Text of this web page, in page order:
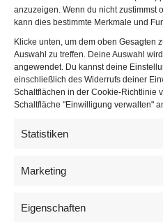
anzuzeigen. Wenn du nicht zustimmst
kann dies bestimmte Merkmale und
Klicke unten, um dem oben Gesagten
Auswahl zu treffen. Deine Auswahl
angewendet. Du kannst deine
einschließlich des Widerrufs deiner
Schaltflächen in der Cookie-Richtlinie
Schaltfläche "Einwilligung verwalten"
Statistiken
Marketing
Eigenschaften
MCI Innsbruck
11. Mai 2020